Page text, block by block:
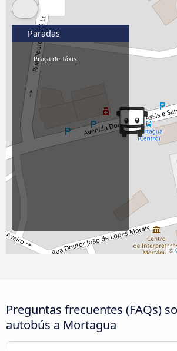
©
Paradas
Praça de Táxis
Preguntas frecuentes (FAQs)
autobús a Mortagua